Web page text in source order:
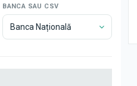
BANCA SAU CSV
Banca Națională